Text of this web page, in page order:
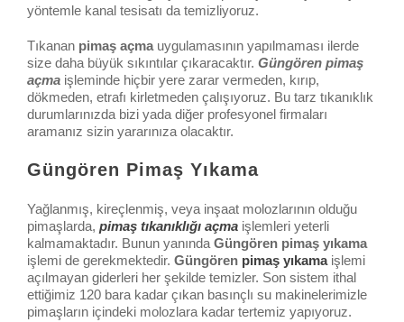
yöntemle kanal tesisatı da temizliyoruz.
Tıkanan pimaş açma uygulamasının yapılmaması ilerde
size daha büyük sıkıntılar çıkaracaktır. Güngören pimaş
açma işleminde hiçbir yere zarar vermeden, kırıp,
dökmeden, etrafı kirletmeden çalışıyoruz. Bu tarz tıkanıklık
durumlarınızda bizi yada diğer profesyonel firmaları
aramanız sizin yararınıza olacaktır.
Güngören Pimaş Yıkama
Yağlanmış, kireçlenmiş, veya inşaat molozlarının olduğu
pimaşlarda, pimaş tıkanıklığı açma işlemleri yeterli
kalmamaktadır. Bunun yanında Güngören pimaş yıkama
işlemi de gerekmektedir. Güngören pimaş yıkamaişlemi
açılmayan giderleri her şekilde temizler. Son sistem ithal
ettiğimiz 120 bara kadar çıkan basınçlı su makinelerimizle
pimaşların içindeki molozlara kadar tertemiz yapıyoruz.